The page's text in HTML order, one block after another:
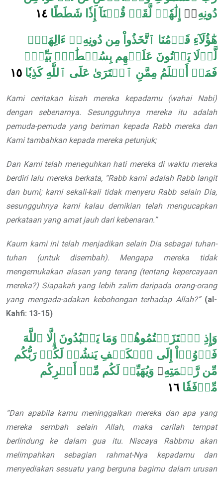
دُونِهِۦٓ إِلَٰهٗاۖ لَّقَدۡ قُلۡنَآ إِذٗا شَطَطًا
هَٰٓؤُلَآءِ قَوۡمُنَا ٱتَّخَذُواْ مِن دُونِهِۦٓ ءَالِهَةٗۖ
لَّوۡلَا يَأۡتُونَ عَلَيۡهِم بِسُلۡطَٰنِۢ بَيِّنٖۖ
فَمَنۡ أَظۡلَمُ مِمَّنِ ٱفۡتَرَىٰ عَلَى ٱللَّهِ كَذِبٗا
Kami ceritakan kisah mereka kepadamu (wahai Nabi)
dengan sebenarnya. Sesungguhnya mereka itu adalah
pemuda-pemuda yang beriman kepada Rabb mereka dan
Kami tambahkan kepada mereka petunjuk;
Dan Kami telah meneguhkan hati mereka di waktu mereka
berdiri lalu mereka berkata, “Rabb kami adalah Rabb langit
dan bumi; kami sekali-kali tidak menyeru Rabb selain Dia,
sesungguhnya kami kalau demikian telah mengucapkan
perkataan yang amat jauh dari kebenaran.”
Kaum kami ini telah menjadikan selain Dia sebagai tuhan-
tuhan (untuk disembah). Mengapa mereka tidak
mengemukakan alasan yang terang (tentang kepercayaan
mereka?) Siapakah yang lebih zalim daripada orang-orang
yang mengada-adakan kebohongan terhadap Allah?” (al-
Kahfi: 13-15)
وَإِذِ ٱعۡتَزَلۡتُمُوهُمۡ وَمَا يَعۡبُدُونَ إِلَّا ٱللَّهَ
فَأۡوُۥٓاْ إِلَى ٱلۡكَهۡفِ يَنشُرۡ لَكُمۡ رَبُّكُم
مِّن رَّحۡمَتِهِۦ وَيُهَيِّئۡ لَكُم مِّنۡ أَمۡرِكُم
مِّرۡفَقٗا ١٦
“Dan apabila kamu meninggalkan mereka dan apa yang
mereka sembah selain Allah, maka carilah tempat
berlindung ke dalam gua itu. Niscaya Rabbmu akan
melimpahkan sebagian rahmat-Nya kepadamu dan
menyediakan sesuatu yang berguna bagimu dalam urusan